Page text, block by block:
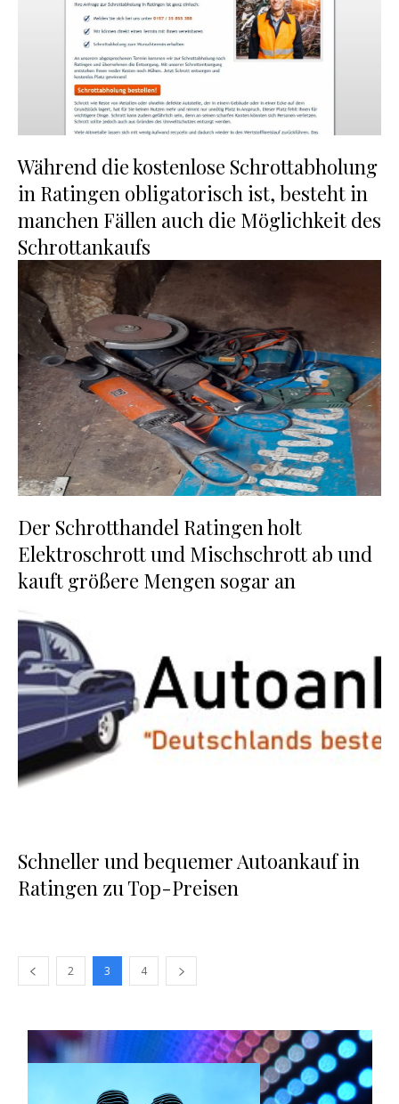
Während die kostenlose Schrottabholung
in Ratingen obligatorisch ist, besteht in
manchen Fällen auch die Möglichkeit des
Schrottankaufs
Der Schrotthandel Ratingen holt
Elektroschrott und Mischschrott ab und
kauft größere Mengen sogar an
Schneller und bequemer Autoankauf in
Ratingen zu Top-Preisen
2 3 4